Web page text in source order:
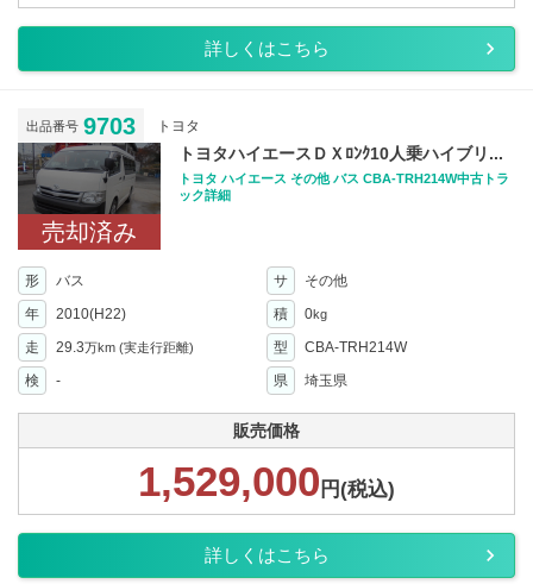
詳しくはこちら
出品番号 9703 トヨタ
売却済み
トヨタハイエースＤＸﾛﾝｸ10人乗ハイブリ...
トヨタ ハイエース その他 バス CBA-TRH214W中古トラ
ック詳細
形 バス サ
その他
年
2010(H22) 積 0kg
走 29.3万km (実走行距離) 型
CBA-TRH214W
検
- 県 埼玉県
販売価格
1,529,000 円(税込)
詳しくはこちら